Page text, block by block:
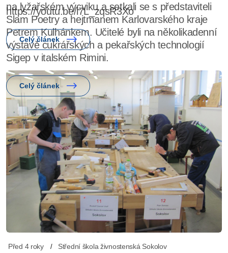
https://youtu.be/i7L_zqsR3Xo
Celý článek
Před 4 roky Střední škola živnostenská Sokolov